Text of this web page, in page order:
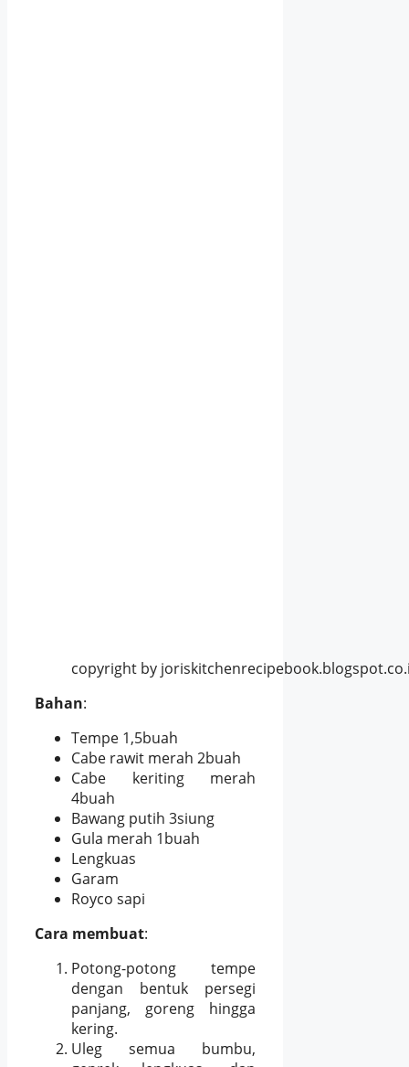
copyright by
Bahan:
Tempe 1,5buah
Cabe rawit merah 2buah
Cabe keriting merah
4buah
Bawang putih 3siung
Gula merah 1buah
Lengkuas
Garam
Royco sapi
Cara membuat:
Potong-potong tempe
dengan bentuk persegi
panjang, goreng hingga
kering.
Uleg semua bumbu,